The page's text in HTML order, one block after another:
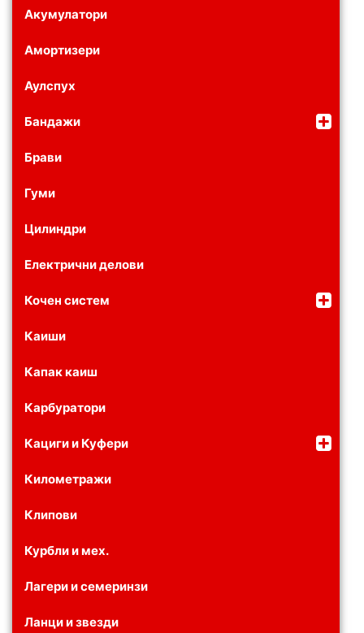
Акумулатори
Амортизери
Аулспух
Бандажи
Брави
Гуми
Цилиндри
Електрични делови
Кочен систем
Каиши
Капак каиш
Карбуратори
Кациги и Куфери
Километражи
Клипови
Курбли и мех.
Лагери и семеринзи
Ланци и звезди